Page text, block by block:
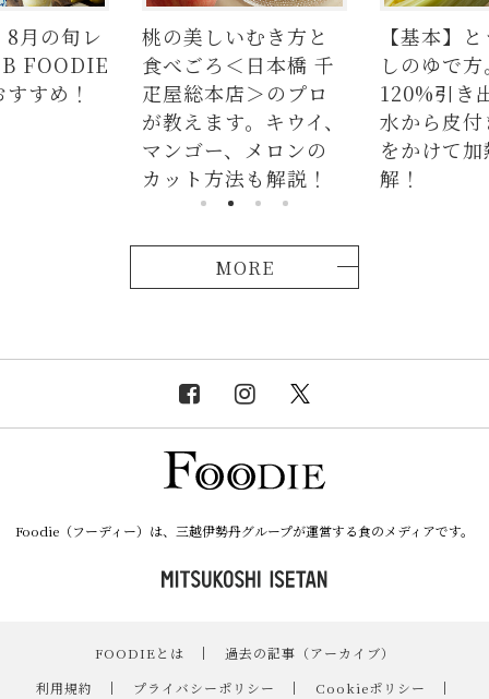
桃の美しいむき方と
食べごろ＜日本橋 千
疋屋総本店＞のプロ
が教えます。キウイ、
マンゴー、メロンの
カット方法も解説！
【基本】とうもろこ
しのゆで方。甘さを
120%引き出すには、
水から皮付き＆時間
をかけて加熱が正
解！
MORE
Foodie（フーディー）は、三越伊勢丹グループが運営する食のメディアです。
FOODIEとは ｜
過去の記事（アーカイブ）
｜
利用規約 ｜ プライバシーポリシー ｜ Cookieポリシー ｜